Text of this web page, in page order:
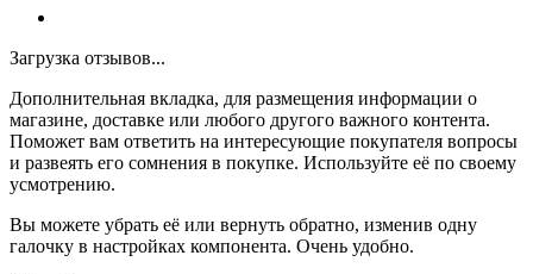
Загрузка отзывов...
Дополнительная вкладка, для размещения информации о
магазине, доставке или любого другого важного контента.
Поможет вам ответить на интересующие покупателя вопросы
и развеять его сомнения в покупке. Используйте её по своему
усмотрению.
Вы можете убрать её или вернуть обратно, изменив одну
галочку в настройках компонента. Очень удобно.